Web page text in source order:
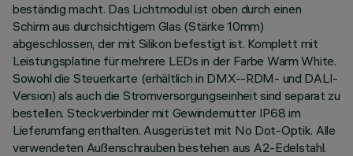
beständig macht. Das Lichtmodul ist oben durch einen
Schirm aus durchsichtigem Glas (Stärke 10mm)
abgeschlossen, der mit Silikon befestigt ist. Komplett mit
Leistungsplatine für mehrere LEDs in der Farbe Warm White.
Sowohl die Steuerkarte (erhältlich in DMX--RDM- und DALI-
Version) als auch die Stromversorgungseinheit sind separat zu
bestellen. Steckverbinder mit Gewindemutter IP68 im
Lieferumfang enthalten. Ausgerüstet mit No Dot-Optik. Alle
verwendeten Außenschrauben bestehen aus A2-Edelstahl.